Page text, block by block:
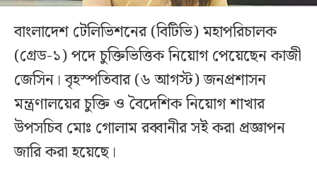
বাংলাদেশ টেলিভিশনের (বিটিভি) মহাপরিচালক
(গ্রেড-১) পদে চুক্তিভিত্তিক নিয়োগ পেয়েছেন কাজী
জেসিন। বৃহস্পতিবার (৬ আগস্ট) জনপ্রশাসন
মন্ত্রণালয়ের চুক্তি ও বৈদেশিক নিয়োগ শাখার
উপসচিব মোঃ গোলাম রব্বানীর সই করা প্রজ্ঞাপন
জারি করা হয়েছে।